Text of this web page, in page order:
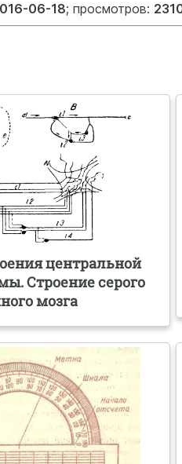
06-18; просмотров:
центральной
Строение серого
мозга